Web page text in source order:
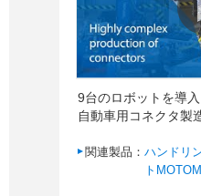
9台のロボットを導
自動車用コネクタ製
関連製品： ハンドリ
ト